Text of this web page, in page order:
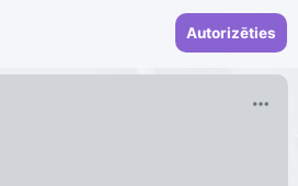
Autorizēties